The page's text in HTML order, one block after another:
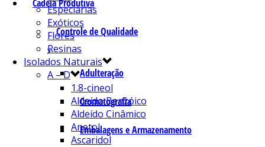
Cadeia Produtiva
Controle de Qualidade
Adulteração
Cromatografia
Embalagens e Armazenamento
Especiarias
Exóticos
Flores
Resinas
Isolados Naturais
A – D
1.8-cineol
Aldeído Benzóico
Aldeído Cinâmico
Anetol
Ascaridol